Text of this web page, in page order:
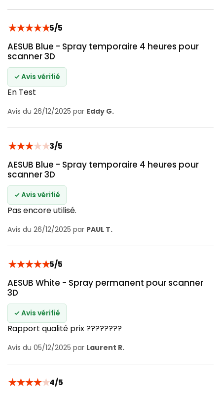
★★★★★5/5
AESUB Blue - Spray temporaire 4 heures pour
scanner 3D
✓ Avis vérifié
En Test
Avis du 26/12/2025 par Eddy G.
★★★★★3/5
AESUB Blue - Spray temporaire 4 heures pour
scanner 3D
✓ Avis vérifié
Pas encore utilisé.
Avis du 26/12/2025 par PAUL T.
★★★★★5/5
AESUB White - Spray permanent pour scanner
3D
✓ Avis vérifié
Rapport qualité prix ????????
Avis du 05/12/2025 par Laurent R.
★★★★★4/5